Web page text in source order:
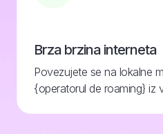
Brza brzina interneta
Povezujete se na lokalne
{operatorul de roaming} iz